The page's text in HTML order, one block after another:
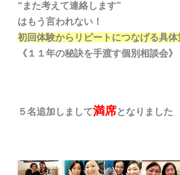
“また考えて連絡します”
はもう言われない！
初回体験からリピートにつなげる具体
《１１年の秘訣を手渡す個別相談会》
５名追加しまして満席となりました